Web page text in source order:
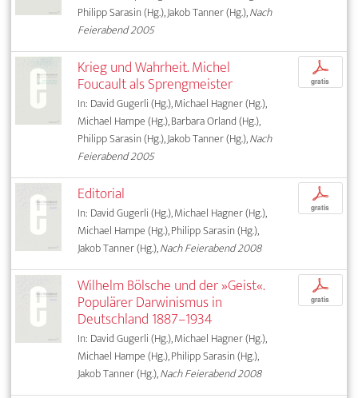
Philipp Sarasin (Hg.), Jakob Tanner (Hg.),Nach
Feierabend 2005
Krieg und Wahrheit. Michel
Foucault als Sprengmeister
In: David Gugerli (Hg.), Michael Hagner (Hg.),
Michael Hampe (Hg.), Barbara Orland (Hg.),
Philipp Sarasin (Hg.), Jakob Tanner (Hg.),Nach
Feierabend 2005
p
gratis
Editorial
In: David Gugerli (Hg.), Michael Hagner (Hg.),
Michael Hampe (Hg.), Philipp Sarasin (Hg.),
Jakob Tanner (Hg.),Nach Feierabend 2008
p
gratis
Wilhelm Bölsche und der »Geist«.
Populärer Darwinismus in
Deutschland 1887–1934
In: David Gugerli (Hg.), Michael Hagner (Hg.),
Michael Hampe (Hg.), Philipp Sarasin (Hg.),
Jakob Tanner (Hg.),Nach Feierabend 2008
p
gratis